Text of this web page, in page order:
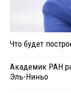
Что будет
Академик РАН
Эль-Ниньо